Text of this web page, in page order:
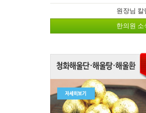
원장님 칼
한의원 소